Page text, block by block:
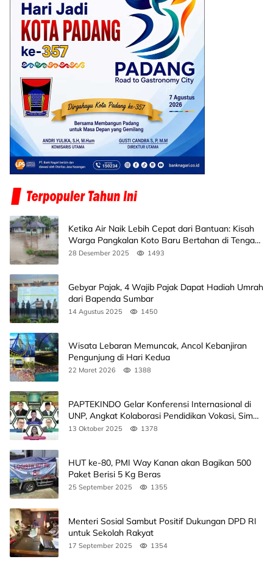
Ketika Air Naik Lebih Cepat dari Bantuan: Kisah
Warga Pangkalan Koto Baru Bertahan di Tengah
Banjir
28 Desember 2025 1493
Gebyar Pajak, 4 Wajib Pajak Dapat Hadiah Umrah
dari Bapenda Sumbar
14 Agustus 2025 1450
Wisata Lebaran Memuncak, Ancol Kebanjiran
Pengunjung di Hari Kedua
22 Maret 2026 1388
PAPTEKINDO Gelar Konferensi Internasional di
UNP, Angkat Kolaborasi Pendidikan Vokasi, Simak
Agendanya
13 Oktober 2025 1378
HUT ke-80, PMI Way Kanan akan Bagikan 500
Paket Berisi 5 Kg Beras
25 September 2025 1355
Menteri Sosial Sambut Positif Dukungan DPD RI
untuk Sekolah Rakyat
17 September 2025 1354